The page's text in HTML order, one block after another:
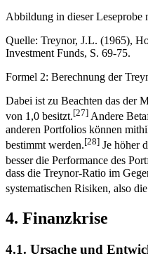
Abbildung in dieser Leseprobe
Quelle: Treynor, J.L. (1965),
Investment Funds, S. 69-75.
Formel 2: Berechnung der
Dabei ist zu Beachten das der
von 1,0 besitzt.[27] Andere
anderen Portfolios können
bestimmt werden.[28] Je höher
besser die Performance des
dass die Treynor-Ratio im
systematischen Risiken, also
4. Finanzkrise
4.1. Ursache und